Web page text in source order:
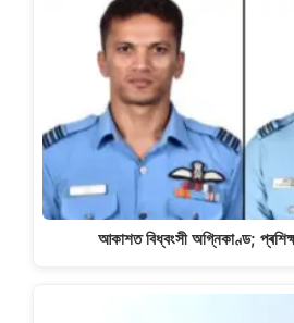
আকাশত বিধ্বংসী অগ্নিকাণ্ড;